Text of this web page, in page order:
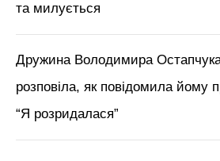
та милується
Дружина Володимира
розповіла, як повідомила йому
“Я розридалася”